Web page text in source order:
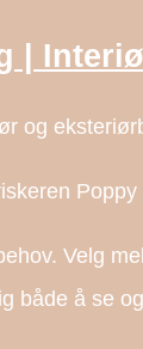
|
og
Velg
både å se